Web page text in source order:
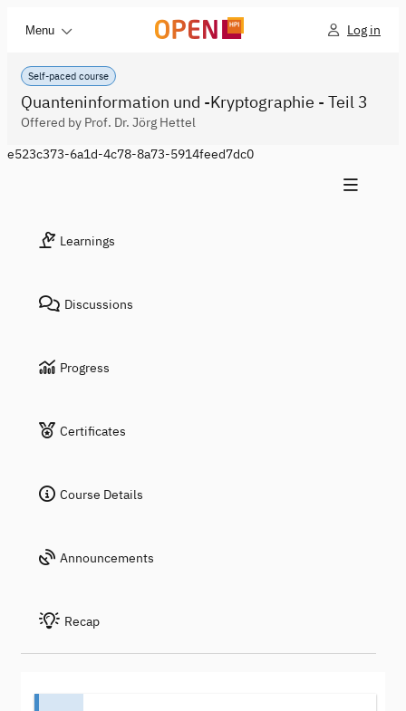
Menu Log in
Self-paced course
Quanteninformation und -Kryptographie - Teil 3
Offered by Prof. Dr. Jörg Hettel
e523c373-6a1d-4c78-8a73-5914feed7dc0
Learnings
Discussions
Progress
Certificates
Course Details
Announcements
Recap